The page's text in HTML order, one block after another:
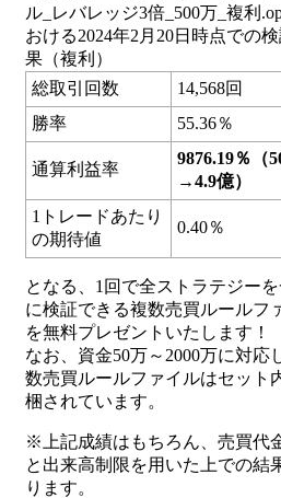
ル_レバレッジ3倍_500万_複利
おける2024年2月20日時点での
果（複利）
総取引回数
14,568回
勝率
55.36％
通算利益率
9876.19％（
→4.9億）
1トレードあたり
の期待値
0.40％
となる、1回で全ストラテジー
に検証できる複数売買ルールフ
を無料プレゼントいたします！
なお、資金50万～2000万に対応
数売買ルールファイルはセット
梱されています。
※上記成績はもちろん、売買代
と出来高制限を用いた上での結
ります。